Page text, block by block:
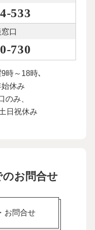
533
口
730
時～18時､
始休み
のみ、
日祝休み
お問合せ
お問合せ